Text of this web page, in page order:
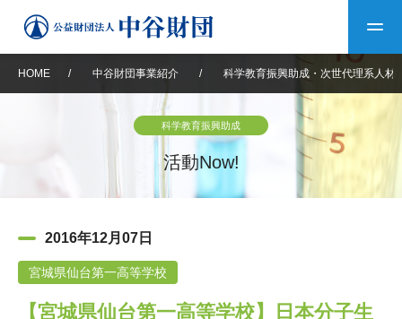
中谷財団について
設立趣意書
沿革 40年史デジタルブック
中谷財団事業紹介
神戸賞 長期大型研究助成
中谷財団動画紹介
HOME / 中谷財団事業紹介 / 科学教育振興助成・次世代理系人材
科学教育振興助成
活動Now!
2016年12月07日
宮城県仙台第一高等学校
【宮城県仙台第一高等学校】日本分子生